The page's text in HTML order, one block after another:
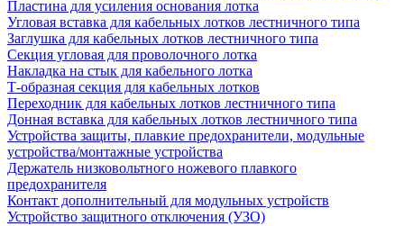
Пластина для усиления основания лотка
Угловая вставка для кабельных лотков лестничного типа
Заглушка для кабельных лотков лестничного типа
Секция угловая для проволочного лотка
Накладка на стык для кабельного лотка
Т-образная секция для кабельных лотков
Переходник для кабельных лотков лестничного типа
Донная вставка для кабельных лотков лестничного типа
Устройства защиты, плавкие предохранители, модульные
устройства/монтажные устройства
Держатель низковольтного ножевого плавкого
предохранителя
Контакт дополнительный для модульных устройств
Устройство защитного отключения (УЗО)